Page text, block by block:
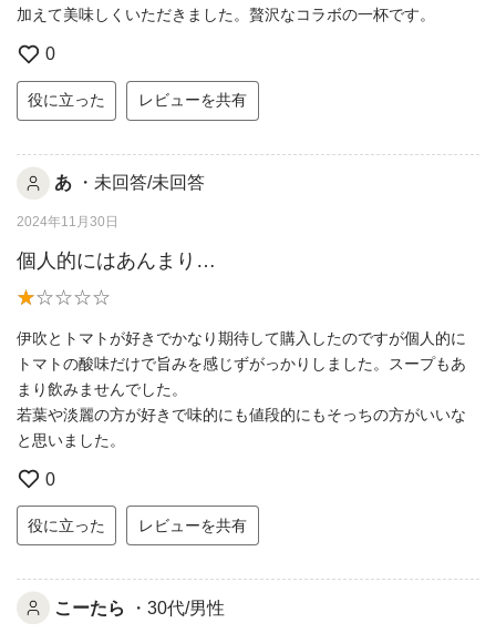
加えて美味しくいただきました。贅沢なコラボの一杯です。
0
役に立った レビューを共有
あ ・未回答/未回答
2024年11月30日
個人的にはあんまり…
伊吹とトマトが好きでかなり期待して購入したのですが個人的に
トマトの酸味だけで旨みを感じずがっかりしました。スープもあ
まり飲みませんでした。
若葉や淡麗の方が好きで味的にも値段的にもそっちの方がいいな
と思いました。
0
役に立った レビューを共有
こーたら ・30代/男性